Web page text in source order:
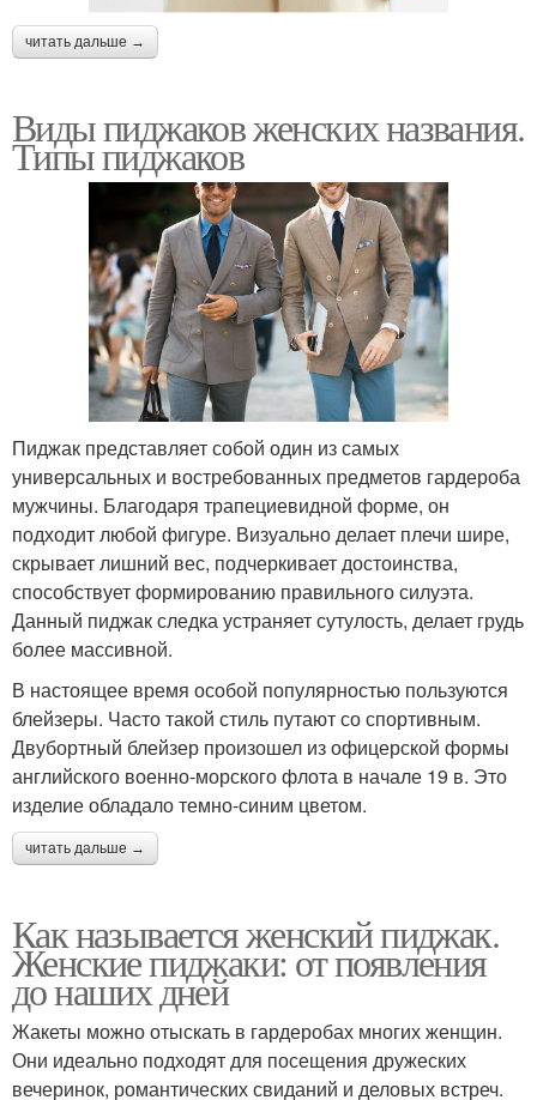
читать дальше →
Виды пиджаков женских названия.
Типы пиджаков
Пиджак представляет собой один из самых
универсальных и востребованных предметов гардероба
мужчины. Благодаря трапециевидной форме, он
подходит любой фигуре. Визуально делает плечи шире,
скрывает лишний вес, подчеркивает достоинства,
способствует формированию правильного силуэта.
Данный пиджак следка устраняет сутулость, делает грудь
более массивной.
В настоящее время особой популярностью пользуются
блейзеры. Часто такой стиль путают со спортивным.
Двубортный блейзер произошел из офицерской формы
английского военно-морского флота в начале 19 в. Это
изделие обладало темно-синим цветом.
читать дальше →
Как называется женский пиджак.
Женские пиджаки: от появления
до наших дней
Жакеты можно отыскать в гардеробах многих женщин.
Они идеально подходят для посещения дружеских
вечеринок, романтических свиданий и деловых встреч.